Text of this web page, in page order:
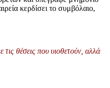
κερδίσει το συμβόλαιο,
θέσεις που υιοθετούν, αλλά